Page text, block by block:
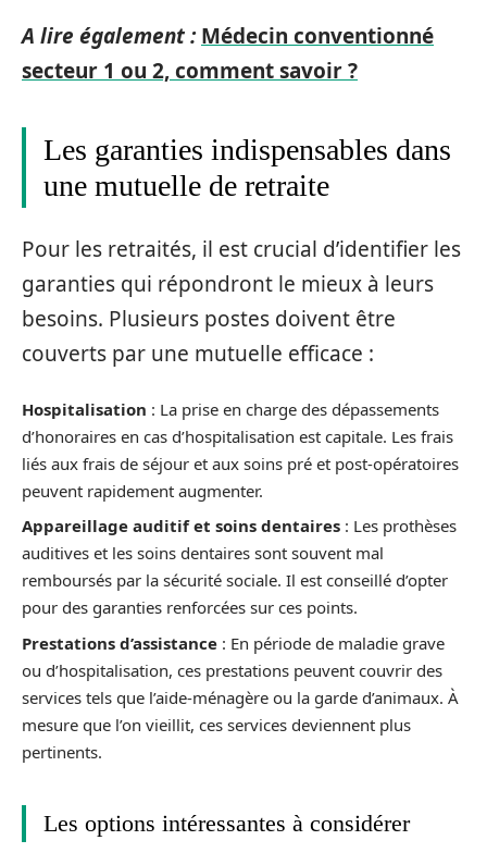
A lire également : Médecin conventionné
secteur 1 ou 2, comment savoir ?
Les garanties indispensables dans
une mutuelle de retraite
Pour les retraités, il est crucial d’identifier les
garanties qui répondront le mieux à leurs
besoins. Plusieurs postes doivent être
couverts par une mutuelle efficace :
Hospitalisation : La prise en charge des dépassements
d’honoraires en cas d’hospitalisation est capitale. Les frais
liés aux frais de séjour et aux soins pré et post-opératoires
peuvent rapidement augmenter.
Appareillage auditif et soins dentaires : Les prothèses
auditives et les soins dentaires sont souvent mal
remboursés par la sécurité sociale. Il est conseillé d’opter
pour des garanties renforcées sur ces points.
Prestations d’assistance : En période de maladie grave
ou d’hospitalisation, ces prestations peuvent couvrir des
services tels que l’aide-ménagère ou la garde d’animaux. À
mesure que l’on vieillit, ces services deviennent plus
pertinents.
Les options intéressantes à considérer